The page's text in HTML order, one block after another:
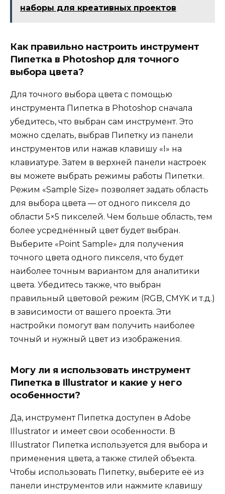
наборы для креативных проектов
Как правильно настроить инструмент
Пипетка в Photoshop для точного
выбора цвета?
Для точного выбора цвета с помощью
инструмента Пипетка в Photoshop сначала
убедитесь, что выбран сам инструмент. Это
можно сделать, выбрав Пипетку из панели
инструментов или нажав клавишу «I» на
клавиатуре. Затем в верхней панели настроек
вы можете выбрать режимы работы Пипетки.
Режим «Sample Size» позволяет задать область
для выбора цвета — от одного пикселя до
области 5×5 пикселей. Чем больше область, тем
более усреднённый цвет будет выбран.
Выберите «Point Sample» для получения
точного цвета одного пикселя, что будет
наиболее точным вариантом для аналитики
цвета. Убедитесь также, что выбран
правильный цветовой режим (RGB, CMYK и т.д.)
в зависимости от вашего проекта. Эти
настройки помогут вам получить наиболее
точный и нужный цвет из изображения.
Могу ли я использовать инструмент
Пипетка в Illustrator и какие у него
особенности?
Да, инструмент Пипетка доступен в Adobe
Illustrator и имеет свои особенности. В
Illustrator Пипетка используется для выбора и
применения цвета, а также стилей объекта.
Чтобы использовать Пипетку, выберите её из
панели инструментов или нажмите клавишу